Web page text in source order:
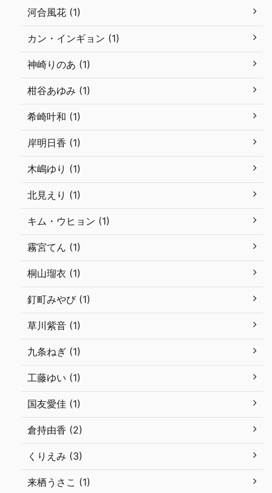
河合風花 (1)
カン・インギョン (1)
神崎りのあ (1)
柑谷あゆみ (1)
希崎叶和 (1)
岸明日香 (1)
木嶋ゆり (1)
北見えり (1)
キム・ウヒョン (1)
霧宮てん (1)
桐山瑠衣 (1)
釘町みやび (1)
草川紫音 (1)
九条ねぎ (1)
工藤ゆい (1)
国友愛佳 (1)
倉持由香 (2)
くりえみ (3)
来栖うさこ (1)